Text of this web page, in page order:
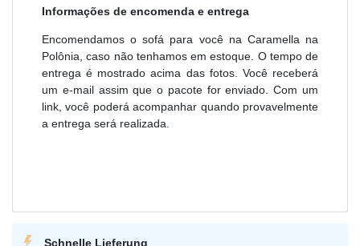
Informações de encomenda e entrega
Encomendamos o sofá para você na Caramella na
Polônia, caso não tenhamos em estoque. O tempo de
entrega é mostrado acima das fotos. Você receberá
um e-mail assim que o pacote for enviado. Com um
link, você poderá acompanhar quando provavelmente
a entrega será realizada.
Schnelle Lieferung